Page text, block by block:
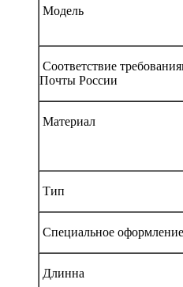
Модель
Соответствие
Почты России
Материал
Тип
Специальное оформление
Длинна